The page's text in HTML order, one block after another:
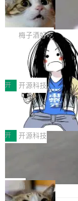
有云模型能够满足快
但对于金融、能源、
让AI用起来，还要进
Token花在哪里、算
续增长的AI成本该如
正是围绕这些实际问
理两个方面，让用户
得住、用得稳、省得
始，Token使用一目...
ean 在 Google 工作
不是一个人走。一同
wat（Google 员工编
年的编程搭档，
作者）、Quoc Le（
q2Seq 和 DocAI 的
yals（Gemini 联合负
🔥 SolonCode
字体可调、22 种语
打开终端就能上岗的
把「看得清、用母语
齐。 SolonCode 是
耳科技研发的企业
中文驱动的数字员工
骤、编写代码。不挑
装完即用。 开源地
b 安装 支持 Java 8+
x / Windows /
x / Harmony PC curl
r.org/solon...
梅子酒好吃
让“代码语义理解”
价值潜能：华为云
代码仓技术解析
一、代码仓深度理解
程实践中，代码仓是
体。企业级代码仓库
个文件，其规模远超
文窗口。随着项目规
不断累积，代码仓中
务逻辑等关键信息往
件之中，形成高度复
在语法层面完成文本
内涵与结构关联，导
开 开源科技
让“代码语义理解”
价值潜能：华为云
代码仓技术解析
一、代码仓深度理解
程实践中，代码仓是
体。企业级代码仓库
不断累积，代码仓中
务逻辑等关键信息往
开 开源科技
名90后算法工程师王
服务器空间，删光了
局